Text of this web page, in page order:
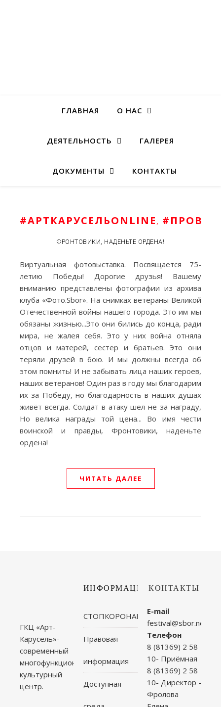
ГЛАВНАЯ О НАС
ДЕЯТЕЛЬНОСТЬ ГАЛЕРЕЯ
ДОКУМЕНТЫ КОНТАКТЫ
#АРТКАРУСЕЛЬONLINE ,
ФРОНТОВИКИ, НАДЕНЬТЕ ОРДЕНА!
Виртуальная фотовыставка. Посвящается 75-
летию Победы! Дорогие друзья! Вашему
вниманию представлены фотографии из архива
клуба «Фото.Sbor». На снимках ветераны Великой
Отечественной войны нашего города. Это им мы
обязаны жизнью...Это они бились до конца, ради
мира, не жалея себя. Это у них война отняла
отцов и матерей, сестер и братьев. Это они
теряли друзей в бою. И мы должны всегда об
этом помнить! И не забывать лица наших героев,
наших ветеранов! Один раз в году мы благодарим
их за Победу, но благодарность в наших душах
живёт всегда. Солдат в атаку шел не за награду,
Но велика награды той цена... Во имя чести
воинской и правды, Фронтовики, наденьте
ордена!
ЧИТАТЬ ДАЛЕЕ
ГКЦ «Арт-
Карусель»-
современный
многофункциональный
культурный
центр.
ИНФОРМАЦИЯ
СТОПКОРОНАВИРУС
Правовая
информация
Доступная
КОНТАКТЫ
E-mail
festival@sbor.net
Телефон
8 (81369) 2 58
10- Приёмная
8 (81369) 2 58
10- Директор -
Фролова